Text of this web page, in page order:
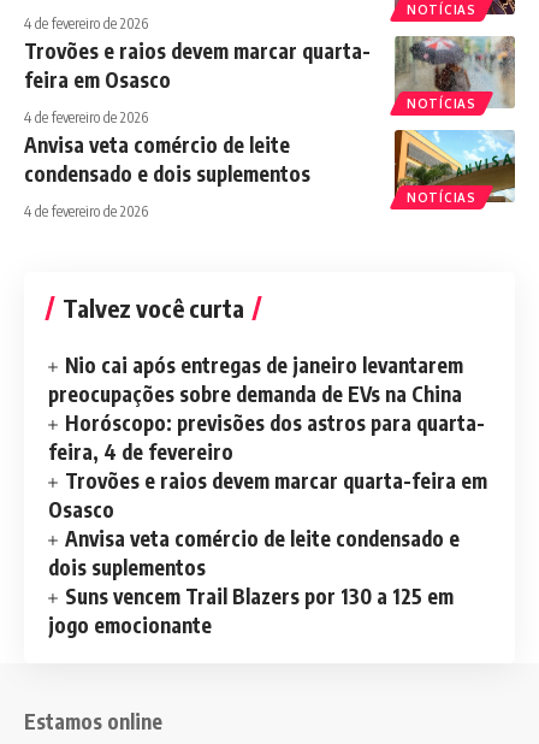
NOTÍCIAS
4 de fevereiro de 2026
NOTÍCIAS
Trovões e raios devem marcar quarta-
feira em Osasco
4 de fevereiro de 2026
NOTÍCIAS
Anvisa veta comércio de leite
condensado e dois suplementos
4 de fevereiro de 2026
Talvez você curta
Nio cai após entregas de janeiro levantarem
preocupações sobre demanda de EVs na China
Horóscopo: previsões dos astros para quarta-
feira, 4 de fevereiro
Trovões e raios devem marcar quarta-feira em
Osasco
Anvisa veta comércio de leite condensado e
dois suplementos
Suns vencem Trail Blazers por 130 a 125 em
jogo emocionante
Estamos online